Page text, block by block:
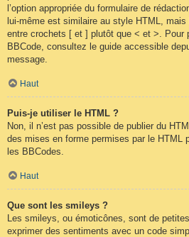
l’option appropriée du formulaire de
lui-même est similaire au style HTML,
entre crochets [ et ] plutôt que < et >. Pour
BBCode, consultez le guide accessible
message.
Haut
Puis-je utiliser le HTML ?
Non, il n’est pas possible de publier du
des mises en forme permises par le HTML
les BBCodes.
Haut
Que sont les smileys ?
Les smileys, ou émoticônes, sont de
exprimer des sentiments avec un code